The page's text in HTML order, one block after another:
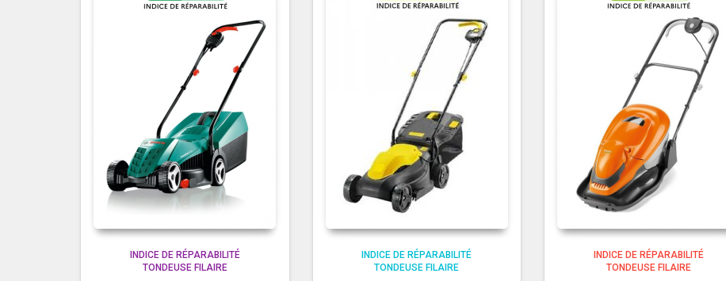
INDICE DE RÉPARABILITÉ
TONDEUSE FILAIRE
INDICE DE RÉPARABILITÉ
TONDEUSE FILAIRE
INDICE DE RÉPARABILITÉ
TONDEUSE FILAIRE